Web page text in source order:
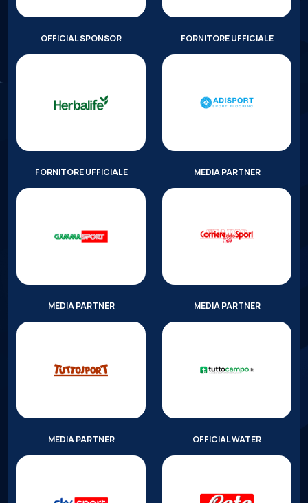
OFFICIAL SPONSOR FORNITORE UFFICIALE
FORNITORE UFFICIALE MEDIA PARTNER
MEDIA PARTNER MEDIA PARTNER
MEDIA PARTNER OFFICIAL WATER